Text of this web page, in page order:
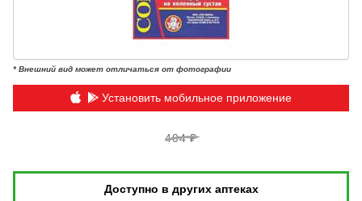
* Внешний вид может отличаться от фотографии
Установить мобильное приложение
404 ₽
Доступно в других аптеках